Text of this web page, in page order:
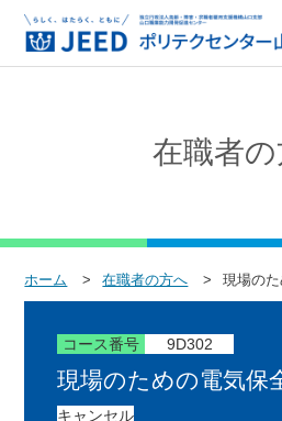
在職者
ホーム 在職者の方へ 現場の
コース番号 9D302
現場のための電気保
キャンセル